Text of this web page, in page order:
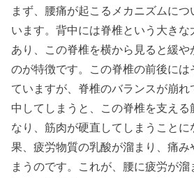
まず、腰痛が起こるメカニズムに
います。背中には脊椎という大き
あり、この脊椎を横から見ると緩や
のが特徴です。この脊椎の前後には
ていますが、脊椎のバランスが崩
中してしまうと、この脊椎を支える
なり、筋肉が硬直してしまうこと
果、疲労物質の乳酸が溜まり、痛み
まうのです。これが、腰に疲労が溜